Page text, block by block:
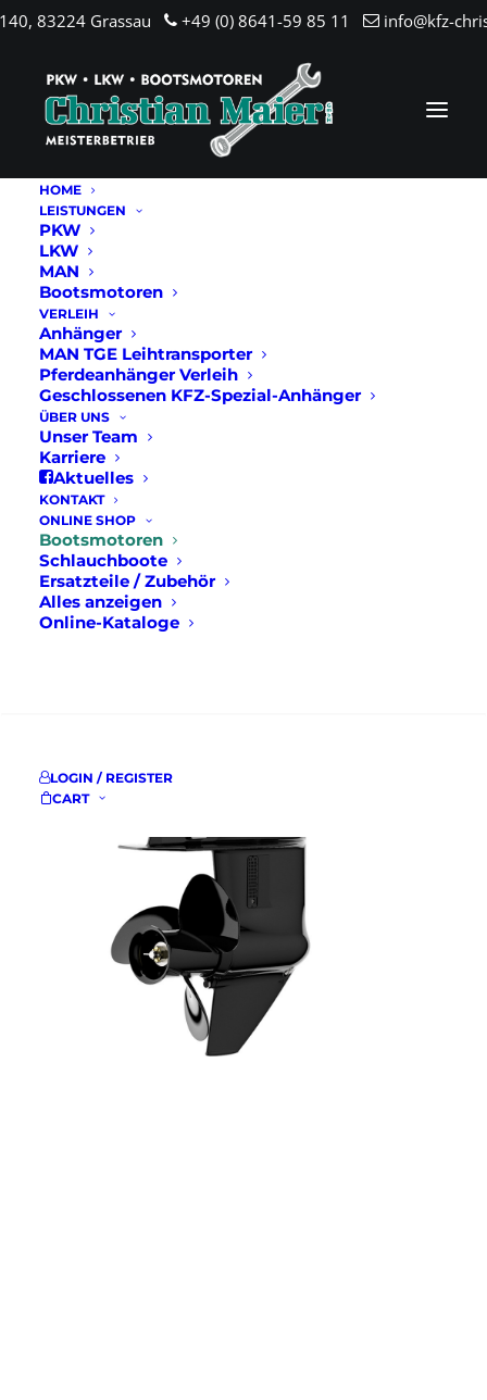
83224 Grassau +49 (0) 8641-59 85 11 info@kfz-
HOME
LEISTUNGEN
PKW
LKW
MAN
Bootsmotoren
VERLEIH
Anhänger
MAN TGE Leihtransporter
Pferdeanhänger Verleih
Geschlossenen KFZ-Spezial-Anhänger
ÜBER UNS
Unser Team
Karriere
Aktuelles
KONTAKT
ONLINE SHOP
Bootsmotoren
Schlauchboote
Ersatzteile / Zubehör
Alles anzeigen
Online-Kataloge
LOGIN / REGISTER
CART